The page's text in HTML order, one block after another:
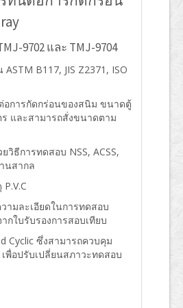
9702 และ TMJ-9704
B117, JIS Z2371, ISO
อการกัดกร่อนของสนิม ขนาดตู้
ร และสามารถสั่งขนาดตาม
วิธีการทดสอบ NSS, ACSS,
นสากล
ามละเอียดในการทดสอบ
กใบรับรองการสอบเทียบ
Cyclic ซึ่งสามารถควบคุม
อปรับเปลี่ยนสภาวะทดสอบ